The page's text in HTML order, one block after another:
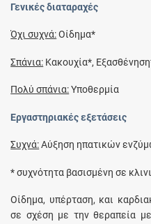
Γενικές διαταραχές
Όχι συχνά:Οίδημα*
Σπάνια: Κακουχία*,
Πολύ σπάνια:Υποθερμία
Εργαστηριακές εξετάσεις
Συχνά:Αύξηση ηπατικών
* συχνότητα βασισμένη σε
Οίδημα, υπέρταση, και
σε σχέση με την θεραπεία